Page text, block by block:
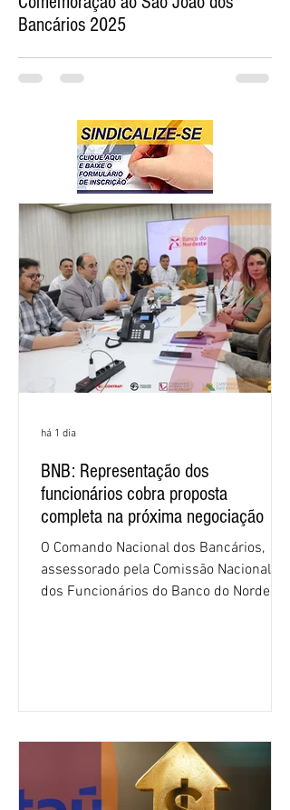
Bancários 2025
BNB: Representação dos
funcionários cobra proposta
completa na próxima negociação
O Comando Nacional dos Bancários,
assessorado pela Comissão Nacional
dos Funcionários do Banco do Nordeste
negociação encerrou a discussão das
cláusulas econômicas e sindicais da
minuta, e a representação dos
há 1 dia